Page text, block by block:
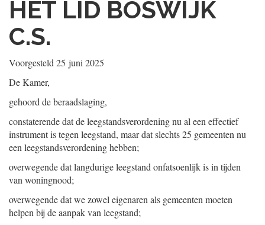
HET LID BOSWIJK
C.S.
Voorgesteld 25 juni 2025
De Kamer,
gehoord de beraadslaging,
constaterende dat de leegstandsverordening nu al een effectief
instrument is tegen leegstand, maar dat slechts 25 gemeenten nu
een leegstandsverordening hebben;
overwegende dat langdurige leegstand onfatsoenlijk is in tijden
van woningnood;
overwegende dat we zowel eigenaren als gemeenten moeten
helpen bij de aanpak van leegstand;